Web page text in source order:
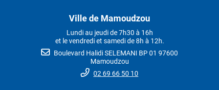
Ville de Mamoudzou
Lundi au jeudi de 7h30 à 16h
et le vendredi et samedi de 8h à 12h.
Boulevard Halidi SELEMANI BP 01 97600
Mamoudzou
02 69 66 50 10